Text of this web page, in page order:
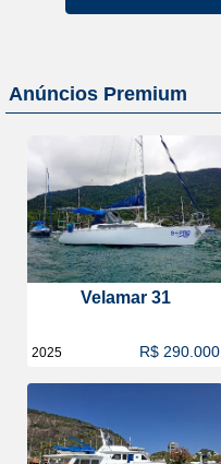
Anúncios Premium
Velamar 31
2025 R$ 290.000